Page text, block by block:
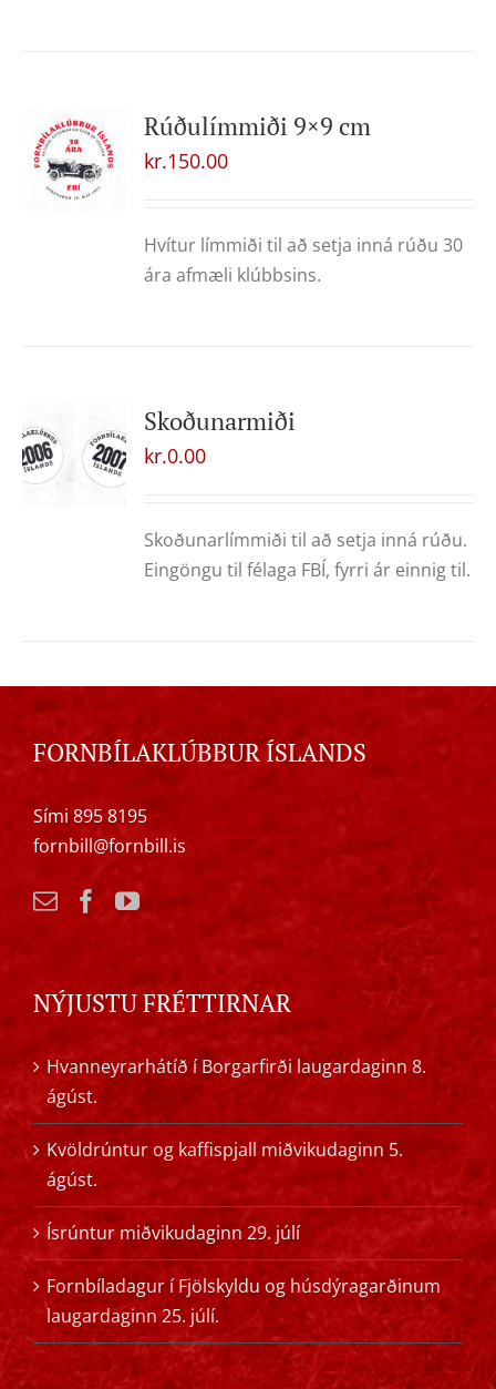
Rúðulímmiði 9×9 cm
kr.150.00
Hvítur límmiði til að setja inná rúðu 30
ára afmæli klúbbsins.
Skoðunarmiði
kr.0.00
Skoðunarlímmiði til að setja inná rúðu.
Eingöngu til félaga FBÍ, fyrri ár einnig til.
FORNBÍLAKLÚBBUR ÍSLANDS
Sími 895 8195
fornbill@fornbill.is
NÝJUSTU FRÉTTIRNAR
Hvanneyrarhátíð í Borgarfirði laugardaginn 8.
ágúst.
Kvöldrúntur og kaffispjall miðvikudaginn 5.
ágúst.
Ísrúntur miðvikudaginn 29. júlí
Fornbíladagur í Fjölskyldu og húsdýragarðinum
laugardaginn 25. júlí.